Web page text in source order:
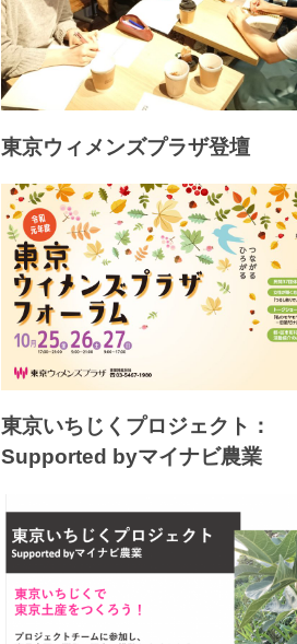
東京ウィメンズプラザ登壇
東京いちじくプロジェクト：
Supported byマイナビ農業